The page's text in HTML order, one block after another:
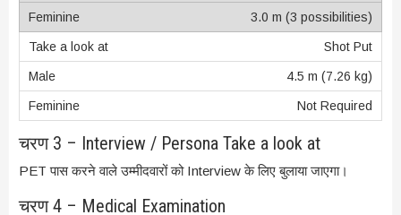
3.0 m (3 possibilities)
Shot Put
4.5 m (7.26 kg)
Not Required
चरण 3 – Interview / Persona Take a look at
PET पास करने वाले उम्मीदवारों को Interview के लिए बुलाया जाएगा।
चरण 4 – Medical Examination